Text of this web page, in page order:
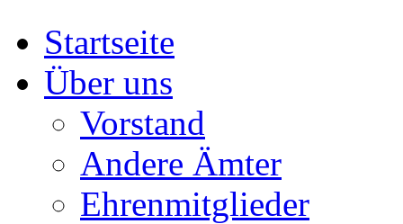
Startseite
Über uns
Vorstand
Andere Ämter
Ehrenmitglieder